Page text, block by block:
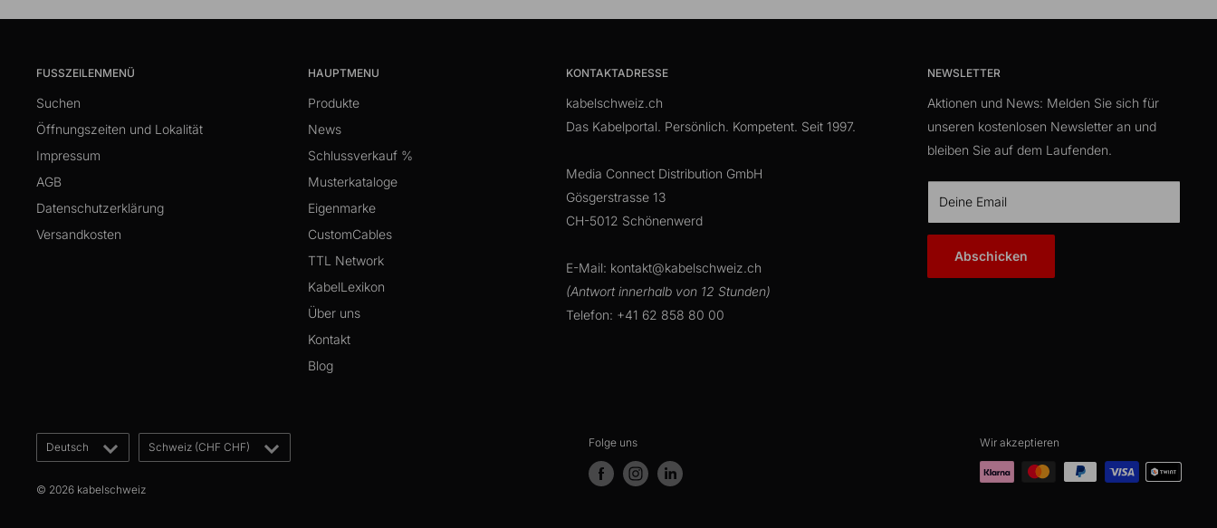
FUSSZEILENMENÜ
Suchen
Öffnungszeiten und Lokalität
Impressum
AGB
Datenschutzerklärung
Versandkosten
HAUPTMENU
Produkte
News
Schlussverkauf %
Musterkataloge
Eigenmarke
CustomCables
TTL Network
KabelLexikon
Über uns
Kontakt
Blog
KONTAKTADRESSE
kabelschweiz.ch
Das Kabelportal. Persönlich. Kompetent. Seit 1997.
Media Connect Distribution GmbH
Gösgerstrasse 13
CH-5012 Schönenwerd
E-Mail: kontakt@kabelschweiz.ch
(Antwort innerhalb von 12 Stunden)
Telefon: +41 62 858 80 00
NEWSLETTER
Aktionen und News: Melden Sie sich für
unseren kostenlosen Newsletter an und
bleiben Sie auf dem Laufenden.
Deine Email
Abschicken
Sprache
Deutsch Land/Region
Schweiz (CHF CHF)
© 2026 kabelschweiz
Folge uns Wir akzeptieren